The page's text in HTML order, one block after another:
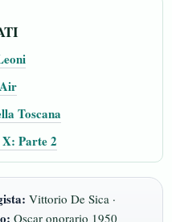
Toscana
Parte 2
Vittorio De Sica ·
Oscar onorario 1950